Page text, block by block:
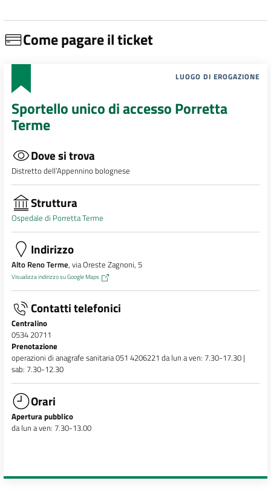
Come pagare il ticket
LUOGO DI EROGAZIONE
Sportello unico di accesso Porretta
Terme
Dove si trova
Distretto dell’Appennino bolognese
Struttura
Ospedale di Porretta Terme
Indirizzo
Alto Reno Terme, via Oreste Zagnoni, 5
Visualizza indirizzo su Google Maps
Contatti telefonici
Centralino
0534 20711
Prenotazione
operazioni di anagrafe sanitaria 051 4206221 da lun a ven: 7.30-17.30 |
sab: 7.30-12.30
Orari
Apertura pubblico
da lun a ven: 7.30-13.00